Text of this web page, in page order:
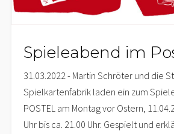
Spieleabend im
31.03.2022 - Martin Schröter und die
Spielkartenfabrik laden ein zum
POSTEL am Montag vor Ostern,
Uhr bis ca. 21.00 Uhr. Gespielt und